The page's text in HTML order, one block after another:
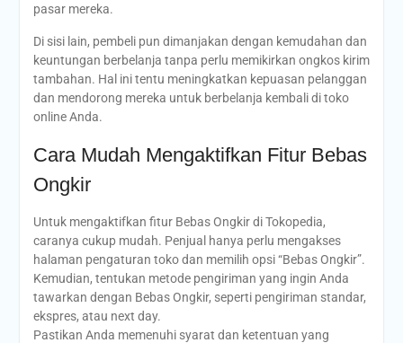
pasar mereka.
Di sisi lain, pembeli pun dimanjakan dengan kemudahan dan
keuntungan berbelanja tanpa perlu memikirkan ongkos kirim
tambahan. Hal ini tentu meningkatkan kepuasan pelanggan
dan mendorong mereka untuk berbelanja kembali di toko
online Anda.
Cara Mudah Mengaktifkan Fitur Bebas
Ongkir
Untuk mengaktifkan fitur Bebas Ongkir di Tokopedia,
caranya cukup mudah. Penjual hanya perlu mengakses
halaman pengaturan toko dan memilih opsi “Bebas Ongkir”.
Kemudian, tentukan metode pengiriman yang ingin Anda
tawarkan dengan Bebas Ongkir, seperti pengiriman standar,
ekspres, atau next day.
Pastikan Anda memenuhi syarat dan ketentuan yang